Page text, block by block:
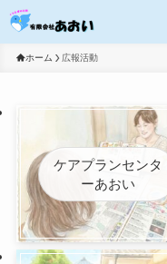
ホーム 広報活動
ケアプランセンタ
ーあおい